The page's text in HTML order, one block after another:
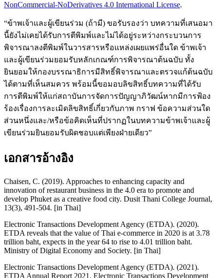
NonCommercial-NoDerivatives 4.0 International License.
“ข้าพเจ้าและผู้เขียนร่วม (ถ้ามี) ขอรับรองว่า บทความที่เสนอมา
นี้ยังไม่เคยได้รับการตีพิมพ์และไม่ได้อยู่ระหว่างกระบวนการ
พิจารณาลงตีพิมพ์ในวารสารหรือแหล่งเผยแพร่อื่นใด ข้าพเจ้า
และผู้เขียนร่วมยอมรับหลักเกณฑ์การพิจารณาต้นฉบับ ทั้ง
ยินยอมให้กองบรรณาธิการมีสิทธิ์พิจารณาและตรวจแก้ต้นฉบับ
ได้ตามที่เห็นสมควร พร้อมนี้ขอมอบลิขสิทธิ์บทความที่ได้รับ
การตีพิมพ์ให้แก่สถาบันการจัดการปัญญาภิวัฒน์หากมีการฟ้อง
ร้องเรื่องการละเมิดลิขสิทธิ์เกี่ยวกับภาพ กราฟ ข้อความส่วนใด
ส่วนหนึ่งและ/หรือข้อคิดเห็นที่ปรากฏในบทความข้าพเจ้าและผู้
เขียนร่วมยินยอมรับผิดชอบแต่เพียงฝ่ายเดียว”
เอกสารอ้างอิง
Chaisen, C. (2019). Approaches to enhancing capacity and
innovation of restaurant business in the 4.0 era to promote and
develop Phuket as a creative food city. Dusit Thani College Journal,
13(3), 491-504. [in Thai]
Electronic Transactions Development Agency (ETDA). (2020).
ETDA reveals that the value of Thai e-commerce in 2020 is at 3.78
trillion baht, expects in the year 64 to rise to 4.01 trillion baht.
Ministry of Digital Economy and Society. [in Thai]
Electronic Transactions Development Agency (ETDA). (2021).
ETDA Annual Report 2021. Electronic Transactions Development